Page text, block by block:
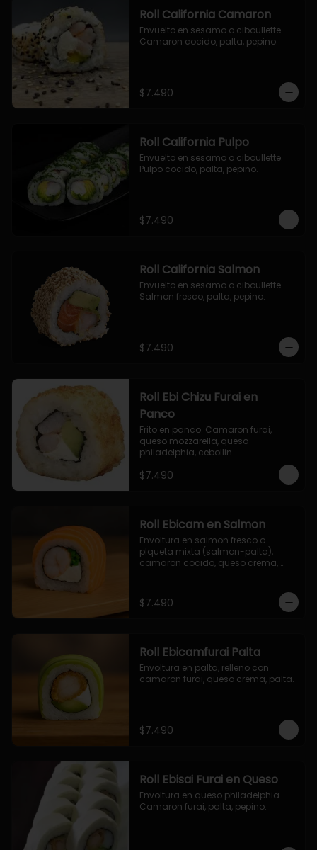
Roll California Camaron
Envuelto en sesamo o ciboullette.
Camaron cocido, palta, pepino.
$7.490
Roll California Pulpo
Envuelto en sesamo o ciboullette.
Pulpo cocido, palta, pepino.
$7.490
Roll California Salmon
Envuelto en sesamo o ciboullette.
Salmon fresco, palta, pepino.
$7.490
Roll Ebi Chizu Furai en
Panco
Frito en panco. Camaron furai,
queso mozzarella, queso
philadelphia, cebollin.
$7.490
Roll Ebicam en Salmon
Envoltura en salmon fresco o
plqueta mixta (salmon-palta),
camaron cocido, queso crema,
$7.490
Roll Ebicamfurai Palta
Envoltura en palta, relleno con
camaron furai, queso crema, palta.
$7.490
Roll Ebisai Furai en Queso
Envoltura en queso philadelphia.
Camaron furai, palta, pepino.